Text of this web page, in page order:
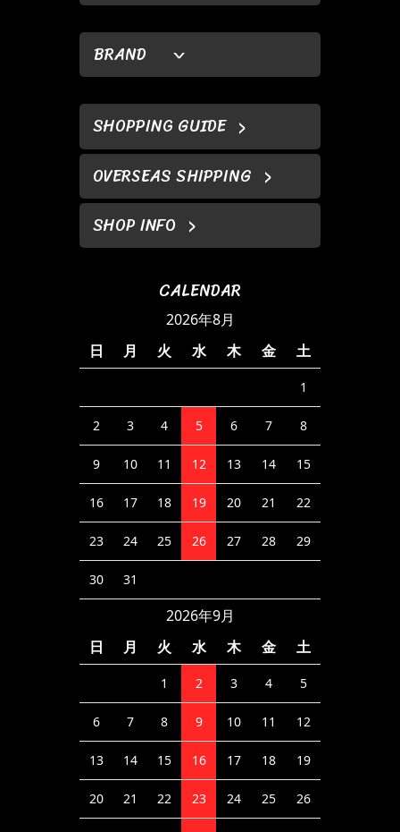
BRAND
SHOPPING GUIDE
OVERSEAS SHIPPING
SHOP INFO
CALENDAR
2026年8月
日
月 火 水 木 金 土
1
2 3 4 5 6 7 8
9 10 11 12 13 14 15
16 17 18 19 20 21 22
23 24 25 26 27 28 29
30 31
2026年9月
日
月 火 水 木 金 土
1 2 3 4 5
6 7 8 9 10 11 12
13 14 15 16 17 18 19
20 21 22 23 24 25 26